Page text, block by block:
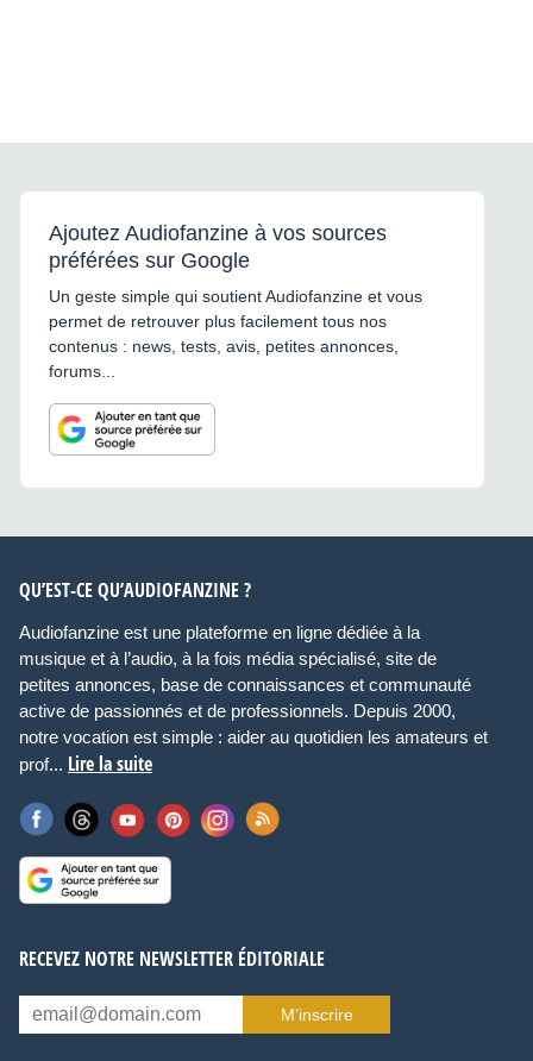
Ajoutez Audiofanzine à vos sources
préférées sur Google
Un geste simple qui soutient Audiofanzine et vous
permet de retrouver plus facilement tous nos
contenus : news, tests, avis, petites annonces,
forums...
QU’EST-CE QU’AUDIOFANZINE ?
Audiofanzine est une plateforme en ligne dédiée à la
musique et à l’audio, à la fois média spécialisé, site de
petites annonces, base de connaissances et communauté
active de passionnés et de professionnels. Depuis 2000,
notre vocation est simple : aider au quotidien les amateurs et
prof... Lire la suite
RECEVEZ NOTRE NEWSLETTER ÉDITORIALE
M’inscrire